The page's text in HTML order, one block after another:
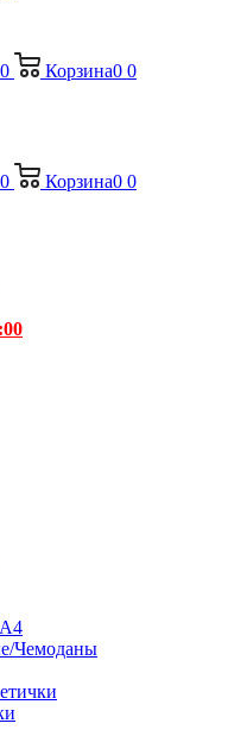
0 Корзина0 0
0 Корзина0 0
Чемоданы